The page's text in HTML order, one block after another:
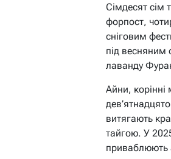
Сімдесят сім
форпост,
сніговим
під весняним
лаванду
Айни, корінні
витягають
тайгою. У
приваблюють